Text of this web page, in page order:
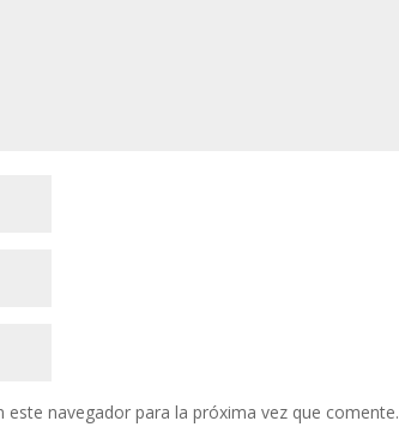
navegador para la próxima vez que comente.